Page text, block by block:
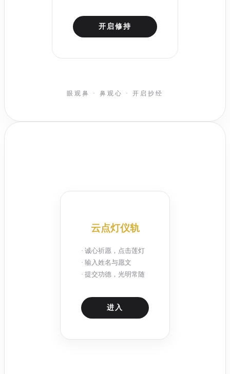
开启修持
眼观鼻 · 鼻观心 · 开启抄经
云点灯仪轨
· 诚心祈愿，点击莲灯
· 输入姓名与愿文
· 提交功德，光明常随
进入